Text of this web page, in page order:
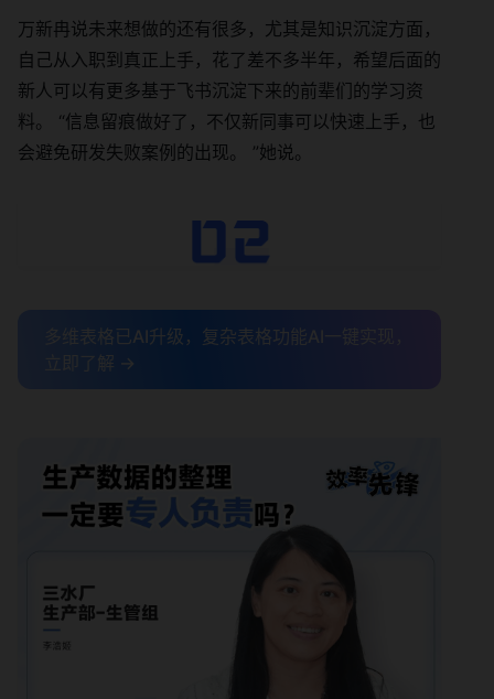
万新冉说未来想做的还有很多，尤其是知识沉淀方面，
自己从入职到真正上手，花了差不多半年，希望后面的
新人可以有更多基于飞书沉淀下来的前辈们的学习资
料。 “信息留痕做好了，不仅新同事可以快速上手，也
会避免研发失败案例的出现。 ”她说。
多维表格已AI升级，复杂表格功能AI一键实现，
立即了解 →